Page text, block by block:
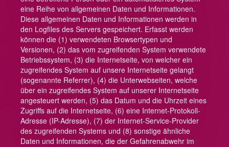
eine Reihe von allgemeinen Daten und Informationen.
Diese allgemeinen Daten und Informationen werden in
den Logfiles des Servers gespeichert. Erfasst werden
können die (1) verwendeten Browsertypen und
Versionen, (2) das vom zugreifenden System verwendete
Betriebssystem, (3) die Internetseite, von welcher ein
zugreifendes System auf unsere Internetseite gelangt
(sogenannte Referrer), (4) die Unterwebseiten, welche
über ein zugreifendes System auf unserer Internetseite
angesteuert werden, (5) das Datum und die Uhrzeit eines
Zugriffs auf die Internetseite, (6) eine Internet-Protokoll-
Adresse (IP-Adresse), (7) der Internet-Service-Provider
des zugreifenden Systems und (8) sonstige ähnliche
Daten und Informationen, die der Gefahrenabwehr im